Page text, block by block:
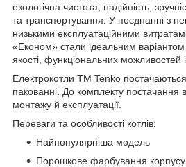
екологічна чистота, надійність,
та транспортування. У поєднанні з
низькими експлуатаційними
«Економ» стали ідеальним
якості, функціональних можливостей і
Електрокотли ТМ Tenko
пакованні. До комплекту постачання
монтажу й експлуатації.
Переваги та особливості котлів:
Найпопулярніша модель
Порошкове фарбування корпусу